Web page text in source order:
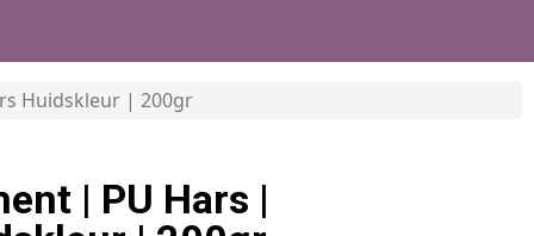
Huidskleur | 200gr
| PU Hars |